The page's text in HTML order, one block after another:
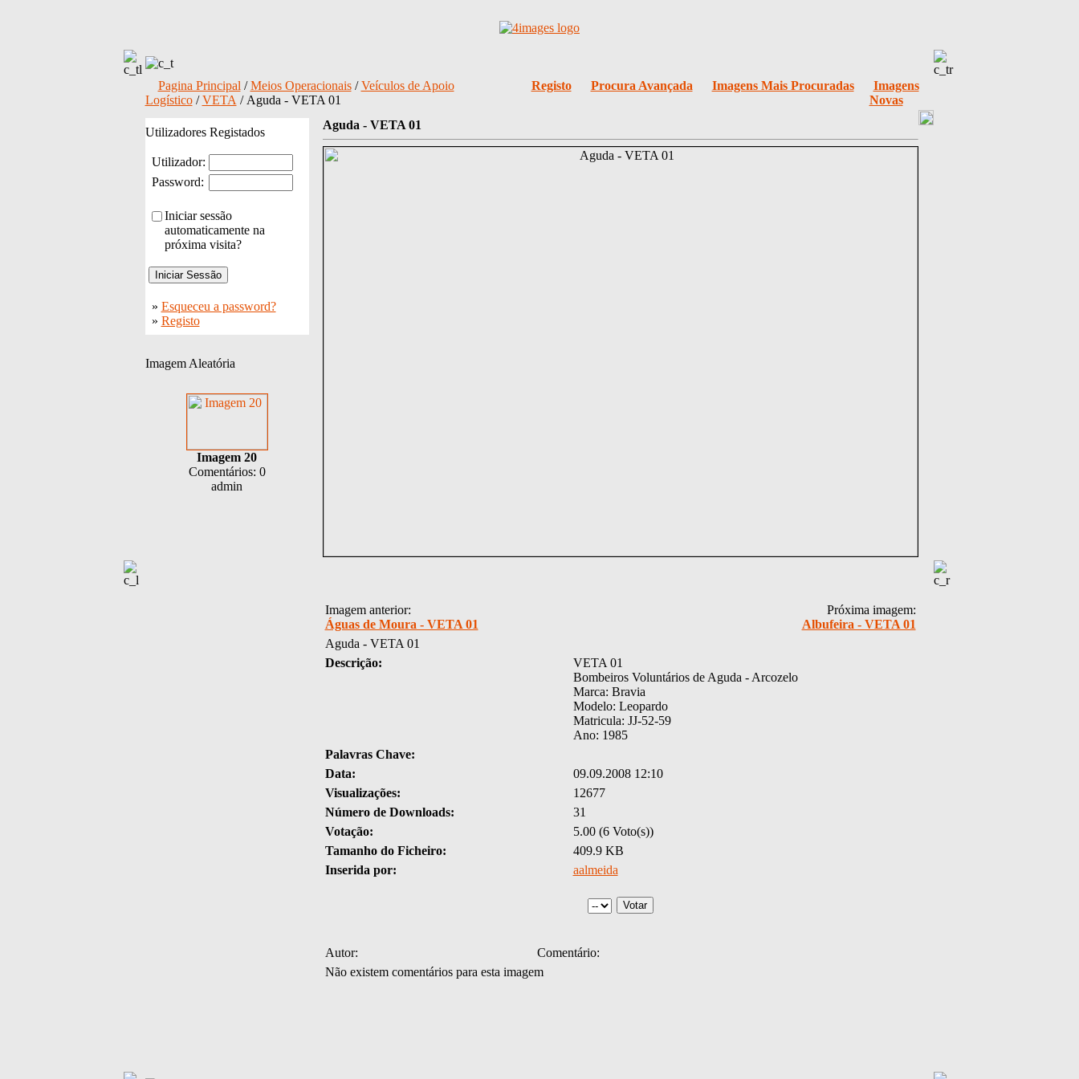
Pagina Principal /Meios Operacionais/Veículos de Apoio
Logístico/VETA / Aguda - VETA 01
Registo Procura Avançada Imagens Mais Procuradas
Imagens
Novas
Utilizadores Registados
Utilizador:
Password:
Iniciar sessão
automaticamente na
próxima visita?
» Esqueceu a password?
» Registo
Imagem Aleatória
Imagem 20
Comentários: 0
admin
Aguda - VETA 01
Imagem anterior:
Águas de Moura - VETA 01
Próxima imagem:
Albufeira - VETA 01
Aguda - VETA 01
Descrição:
VETA 01
Bombeiros Voluntários de Aguda - Arcozelo
Marca: Bravia
Modelo: Leopardo
Matricula: JJ-52-59
Ano: 1985
Palavras Chave:
Data:
09.09.2008 12:10
Visualizações:
12677
Número de Downloads:
31
Votação:
5.00 (6 Voto(s))
Tamanho do Ficheiro:
409.9 KB
Inserida por:
aalmeida
Autor:
Comentário:
Não existem comentários para esta imagem